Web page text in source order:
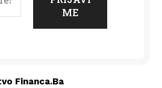
Financa.ba